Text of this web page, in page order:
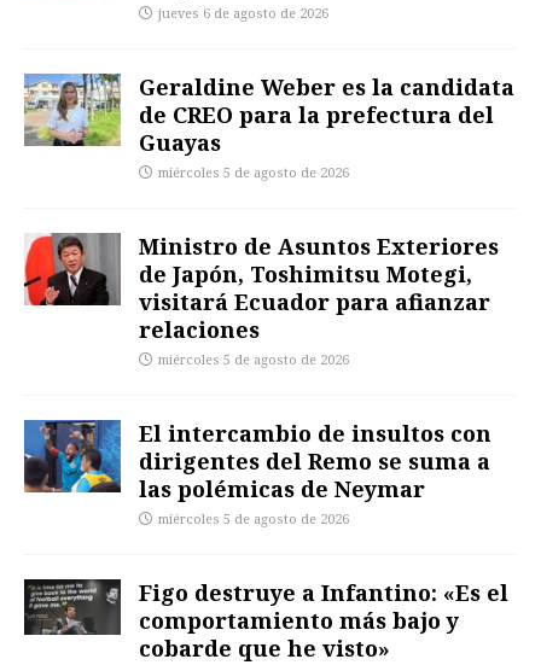
jueves 6 de agosto de 2026
Geraldine Weber es la candidata
de CREO para la prefectura del
Guayas
miércoles 5 de agosto de 2026
Ministro de Asuntos Exteriores
de Japón, Toshimitsu Motegi,
visitará Ecuador para afianzar
relaciones
miércoles 5 de agosto de 2026
El intercambio de insultos con
dirigentes del Remo se suma a
las polémicas de Neymar
miércoles 5 de agosto de 2026
Figo destruye a Infantino: «Es el
comportamiento más bajo y
cobarde que he visto»